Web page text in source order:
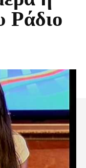
Ράδιο